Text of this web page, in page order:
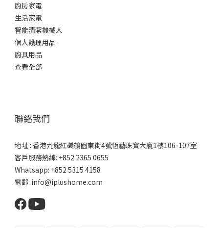
廚房家電
生活家電
智能清潔機械人
個人護理用品
廚具用品
查看全部
聯絡我們
地址 : 香港九龍紅磡鶴園東街4號恆藝珠寶大廈1樓106-107室
客戶服務熱線: +852 2365 0655
Whatsapp: +852 5315 4158
電郵: info@iplushome.com